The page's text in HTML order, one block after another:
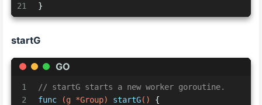
21
}
startG
GO
1
2
// startG starts a new worker goroutine.
func
(g *Group) startG()
{